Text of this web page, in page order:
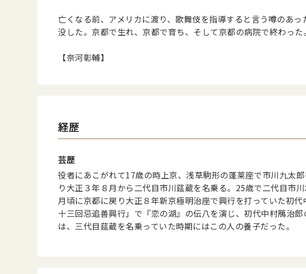
亡くなる前、アメリカに渡り、歌舞伎を指導すると言う噂のあ
没した。京都で生れ、京都で育ち、そして京都の病院で終わった
【奈河彰輔】
経歴
芸歴
役者にあこがれて17歳の時上京、浅草駒形の蓬莱座で市川九太
り大正３年８月から二代目市川莚蔵を名乗る。25歳で二代目市
月頃に京都に戻り大正８年新京極明治座で興行を打っていた初
十三回忌追善興行」で『恋の湖』の伝八を演じ、初代中村鴈治
は、三代目莚蔵を名乗っていた時期にはこの人の養子だった。